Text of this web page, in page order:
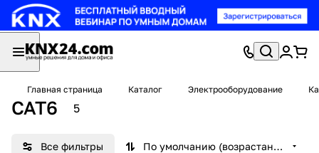
Главная страница Каталог Электрооборудование
CAT6 5
Все фильтры По умолчанию (возрастание)